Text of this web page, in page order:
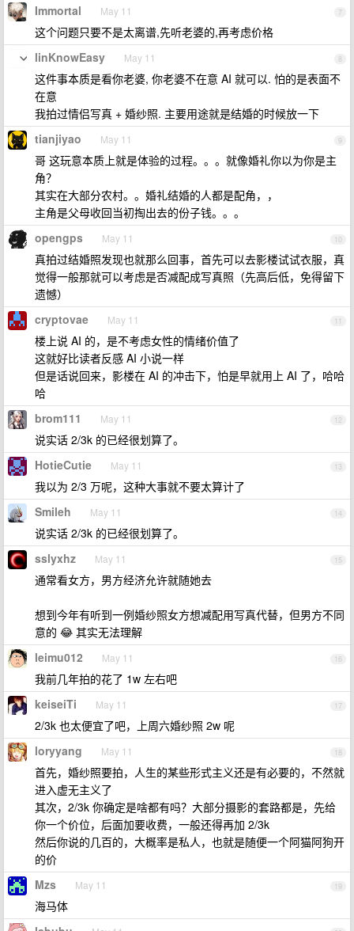
7
Immortal May 11
这个问题只要不是太离谱,先听老婆的,再考虑价格
8
linKnowEasy May 11
这件事本质是看你老婆, 你老婆不在意 AI 就可以. 怕的是表面不
在意
我拍过情侣写真 + 婚纱照. 主要用途就是结婚的时候放一下
9
tianjiyao May 11
哥 这玩意本质上就是体验的过程。。。就像婚礼你以为你是主
角？
其实在大部分农村。。婚礼结婚的人都是配角，，
主角是父母收回当初掏出去的份子钱。。。
10
opengps May 11
真拍过结婚照发现也就那么回事，首先可以去影楼试试衣服，真
觉得一般那就可以考虑是否减配成写真照（先高后低，免得留下
遗憾）
11
cryptovae May 11
楼上说 AI 的，是不考虑女性的情绪价值了
这就好比读者反感 AI 小说一样
但是话说回来，影楼在 AI 的冲击下，怕是早就用上 AI 了，哈哈
哈
12
brom111 May 11
说实话 2/3k 的已经很划算了。
13
HotieCutie May 11
我以为 2/3 万呢，这种大事就不要太算计了
14
Smileh May 11
说实话 2/3k 的已经很划算了。
15
sslyxhz May 11
通常看女方，男方经济允许就随她去
想到今年有听到一例婚纱照女方想减配用写真代替，但男方不同
意的 😂 其实无法理解
16
leimu012 May 11
我前几年拍的花了 1w 左右吧
17
keiseiTi May 11
2/3k 也太便宜了吧，上周六婚纱照 2w 呢
18
loryyang May 11
首先，婚纱照要拍，人生的某些形式主义还是有必要的，不然就
进入虚无主义了
其次，2/3k 你确定是啥都有吗？大部分摄影的套路都是，先给
你一个价位，后面加要收费，一般还得再加 2/3k
然后你说的几百的，大概率是私人，也就是随便一个阿猫阿狗开
的价
19
Mzs May 11
海马体